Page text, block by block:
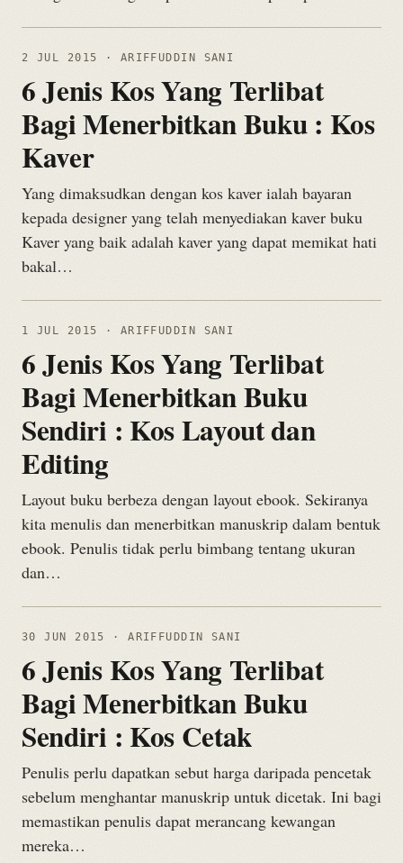
2 JUL 2015 · ARIFFUDDIN SANI
6 Jenis Kos Yang Terlibat
Bagi Menerbitkan Buku : Kos
Kaver
Yang dimaksudkan dengan kos kaver ialah bayaran
kepada designer yang telah menyediakan kaver buku
Kaver yang baik adalah kaver yang dapat memikat hati
bakal…
1 JUL 2015 · ARIFFUDDIN SANI
6 Jenis Kos Yang Terlibat
Bagi Menerbitkan Buku
Sendiri : Kos Layout dan
Editing
Layout buku berbeza dengan layout ebook. Sekiranya
kita menulis dan menerbitkan manuskrip dalam bentuk
ebook. Penulis tidak perlu bimbang tentang ukuran
dan…
30 JUN 2015 · ARIFFUDDIN SANI
6 Jenis Kos Yang Terlibat
Bagi Menerbitkan Buku
Sendiri : Kos Cetak
Penulis perlu dapatkan sebut harga daripada pencetak
sebelum menghantar manuskrip untuk dicetak. Ini bagi
memastikan penulis dapat merancang kewangan
mereka…